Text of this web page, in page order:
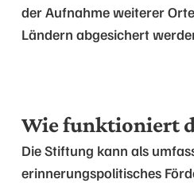
der Aufnahme weiterer
Ländern abgesichert
Wie funktioniert
Die Stiftung kann als
erinnerungspolitisches